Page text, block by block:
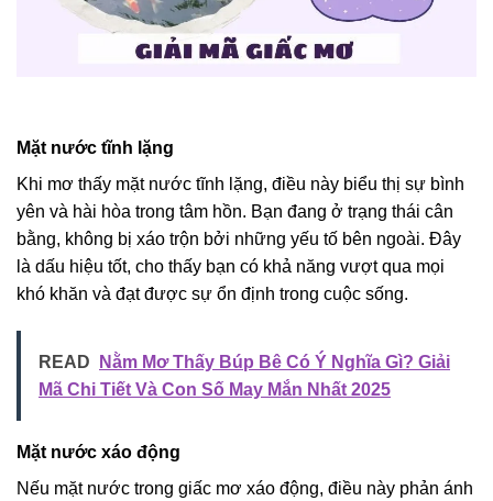
Mặt nước tĩnh lặng
Khi mơ thấy mặt nước tĩnh lặng, điều này biểu thị sự bình
yên và hài hòa trong tâm hồn. Bạn đang ở trạng thái cân
bằng, không bị xáo trộn bởi những yếu tố bên ngoài. Đây
là dấu hiệu tốt, cho thấy bạn có khả năng vượt qua mọi
khó khăn và đạt được sự ổn định trong cuộc sống.
READ
Nằm Mơ Thấy Búp Bê Có Ý Nghĩa Gì? Giải
Mã Chi Tiết Và Con Số May Mắn Nhất 2025
Mặt nước xáo động
Nếu mặt nước trong giấc mơ xáo động, điều này phản ánh